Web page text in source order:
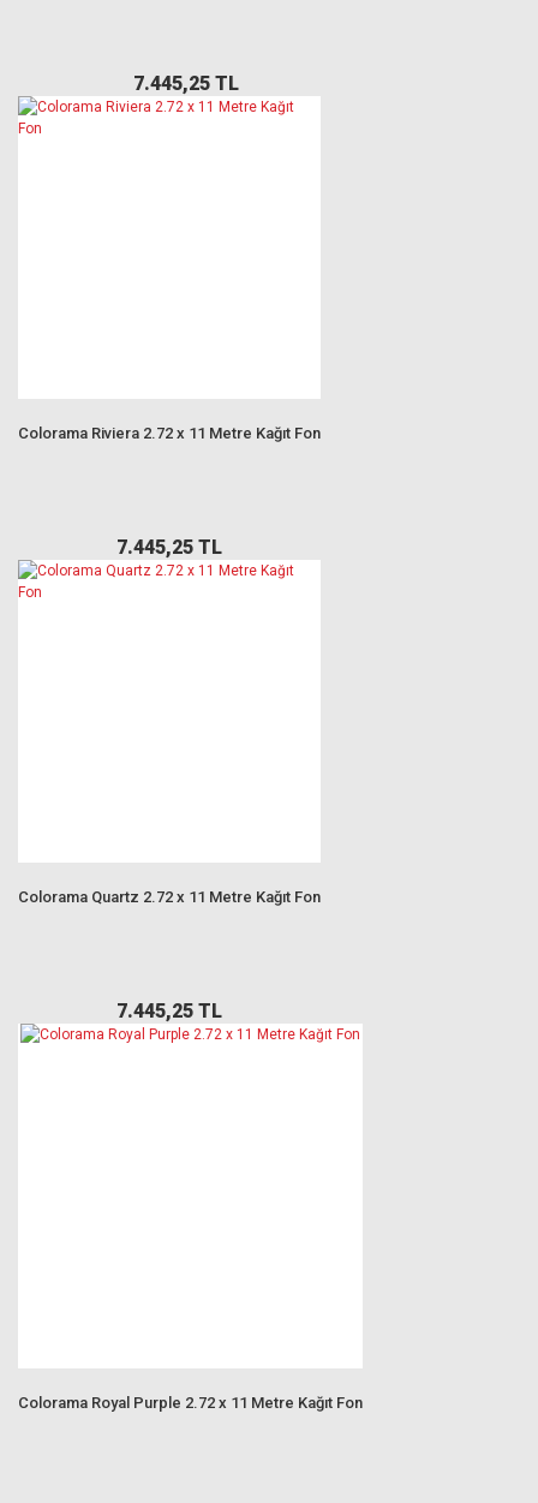
7.445,25 TL
Colorama Riviera 2.72 x 11 Metre Kağıt Fon
7.445,25 TL
Colorama Quartz 2.72 x 11 Metre Kağıt Fon
7.445,25 TL
Colorama Royal Purple 2.72 x 11 Metre Kağıt Fon